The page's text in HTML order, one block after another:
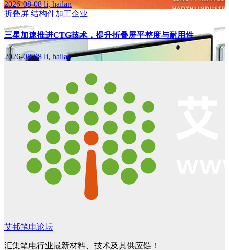
2026-08-08li, hailan
折叠屏 结构件加工企业
三星加速推进CTG技术，提升折叠屏平整度与耐用性
2026-08-08 li, hailan
艾邦笔电论坛
汇集笔电行业最新材料、技术及其供应链！